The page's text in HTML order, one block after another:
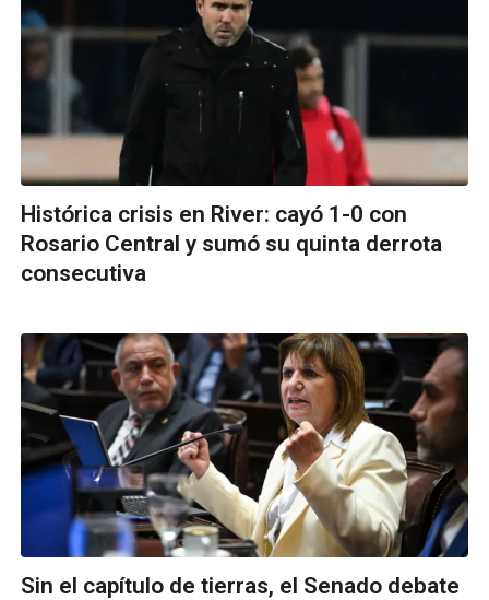
Histórica crisis en River: cayó 1-0 con
Rosario Central y sumó su quinta derrota
consecutiva
Sin el capítulo de tierras, el Senado debate